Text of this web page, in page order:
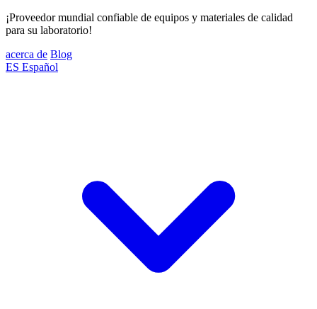
¡Proveedor mundial confiable de equipos y materiales de calidad
para su laboratorio!
acerca de Blog
ES Español